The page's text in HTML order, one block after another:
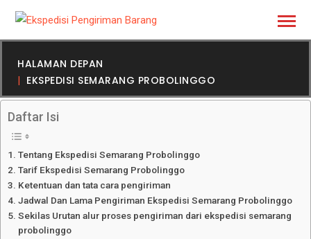
HALAMAN DEPAN
EKSPEDISI SEMARANG PROBOLINGGO
Daftar Isi
Tentang Ekspedisi Semarang Probolinggo
Tarif Ekspedisi Semarang Probolinggo
Ketentuan dan tata cara pengiriman
Jadwal Dan Lama Pengiriman Ekspedisi Semarang Probolinggo
Sekilas Urutan alur proses pengiriman dari ekspedisi semarang
probolinggo